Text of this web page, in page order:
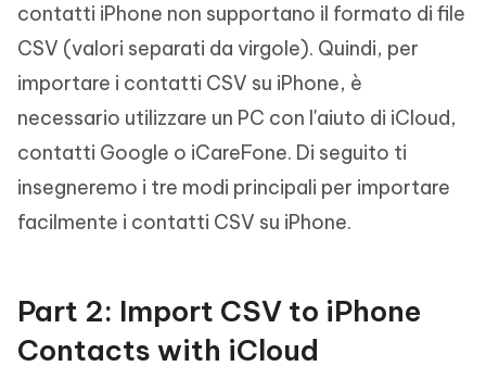
contatti iPhone non supportano il formato di file
CSV (valori separati da virgole). Quindi, per
importare i contatti CSV su iPhone, è
necessario utilizzare un PC con l'aiuto di iCloud,
contatti Google o iCareFone. Di seguito ti
insegneremo i tre modi principali per importare
facilmente i contatti CSV su iPhone.
Part 2: Import CSV to iPhone
Contacts with iCloud